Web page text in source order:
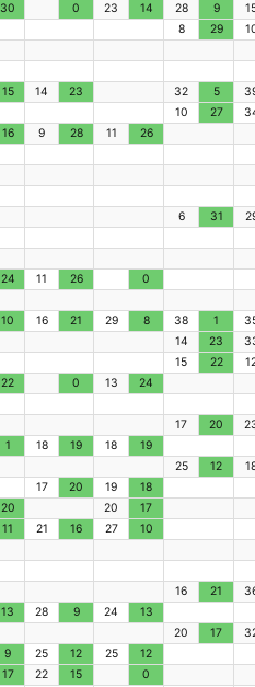
30 0 23 14 28 9
8 29
15 14 23 32 5
10 27
16 9 28 11
26
6 31
24 11 26
0
10 16 21 29 8 38 1
14 23
15 22
22 0 13
24
17 20
1 18 19 18
19
25 12
17 20 19
18
20 20
17
11 21 16 27
10
16 21
13 28 9 24
13
20 17
9 25 12 25
12
17 22 15
0